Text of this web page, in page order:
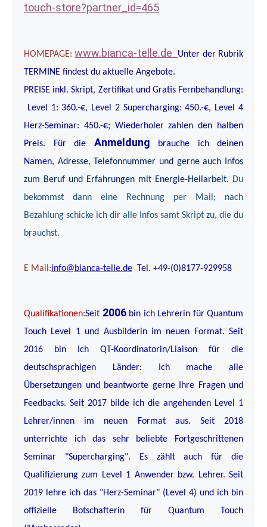
touch-store?partner_id=465
HOMEPAGE: www.bianca-telle.de
Unter der Rubrik
TERMINE findest du aktuelle Angebote.
PREISE inkl. Skript, Zertifikat und Gratis Fernbehandlung:
Level 1: 360.-€, Level 2 Supercharging: 450.-€, Level 4
Herz-Seminar: 450.-€; Wiederholer zahlen den halben
Preis. Für die Anmeldung brauche ich deinen
Namen, Adresse, Telefonnummer und gerne auch Infos
zum Beruf und Erfahrungen mit Energie-Heilarbeit. Du
bekommst dann eine Rechnung per Mail; nach
Bezahlung schicke ich dir alle Infos samt Skript zu, die du
brauchst.
E Mail:info@bianca-telle.de Tel. +49-(0)8177-929958
Qualifikationen:Seit 2006bin ich Lehrerin für Quantum
Touch Level 1 und Ausbilderin im neuen Format. Seit
2016 bin ich QT-Koordinatorin/Liaison für die
deutschsprachigen Länder: Ich mache alle
Übersetzungen und beantworte gerne Ihre Fragen und
Feedbacks. Seit 2017 bilde ich die angehenden Level 1
Lehrer/innen im neuen Format aus. Seit 2018
unterrichte ich das sehr beliebte Fortgeschrittenen
Seminar "Supercharging". Es zählt auch für die
Qualifizierung zum Level 1 Anwender bzw. Lehrer. Seit
2019 lehre ich das "Herz-Seminar" (Level 4) und ich bin
offizielle Botschafterin für Quantum Touch